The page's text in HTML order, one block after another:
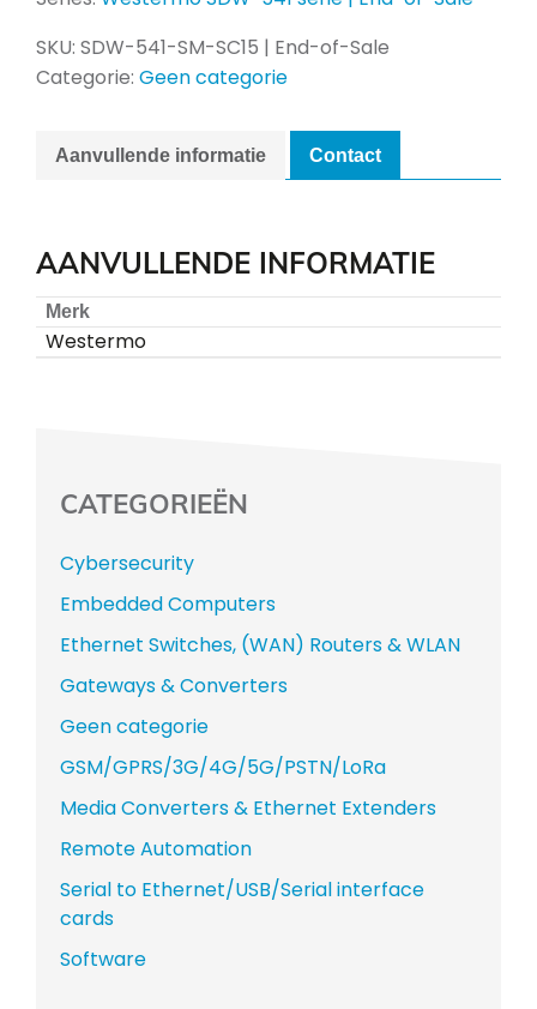
SKU: SDW-541-SM-SC15 | End-of-Sale
Categorie: Geen categorie
Aanvullende informatie Contact
AANVULLENDE INFORMATIE
Merk
Westermo
CATEGORIEËN
Cybersecurity
Embedded Computers
Ethernet Switches, (WAN) Routers & WLAN
Gateways & Converters
Geen categorie
GSM/GPRS/3G/4G/5G/PSTN/LoRa
Media Converters & Ethernet Extenders
Remote Automation
Serial to Ethernet/USB/Serial interface
cards
Software